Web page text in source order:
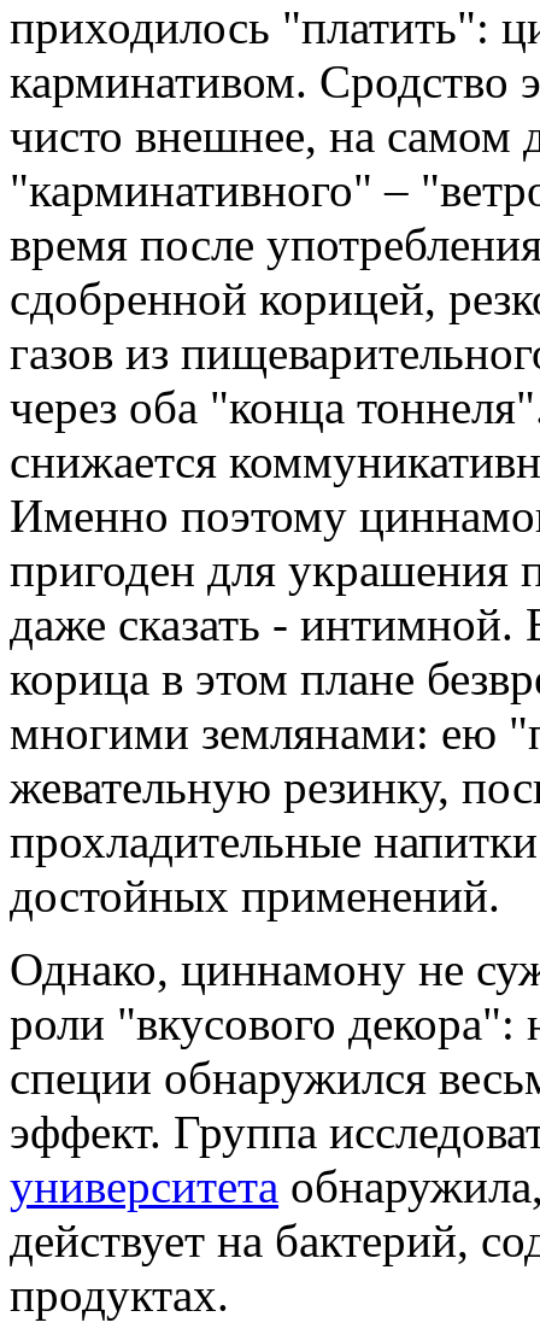
приходилось "платить":
карминативом. Сродство
чисто внешнее, на самом
"карминативного" –
время после
сдобренной корицей,
газов из
через оба "конца
снижается
Именно поэтому
пригоден для
даже сказать -
корица в этом плане
многими землянами: ею
жевательную резинку,
прохладительные
достойных применений.
Однако, циннамону не
роли "вкусового декора":
специи обнаружился
эффект. Группа
университета
действует на бактерий,
продуктах.